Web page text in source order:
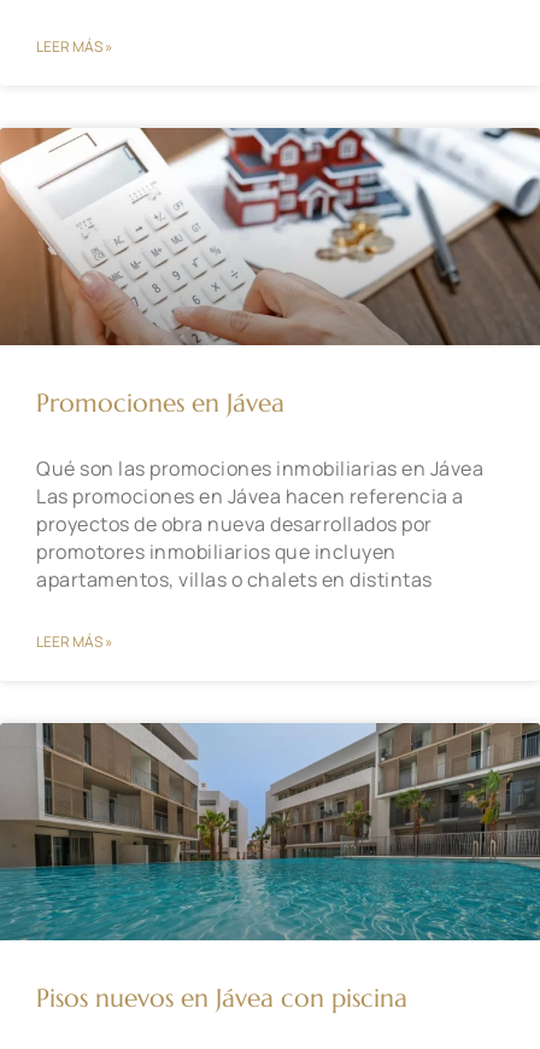
LEER MÁS »
Promociones en Jávea
Qué son las promociones inmobiliarias en Jávea
Las promociones en Jávea hacen referencia a
proyectos de obra nueva desarrollados por
promotores inmobiliarios que incluyen
apartamentos, villas o chalets en distintas
LEER MÁS »
Pisos nuevos en Jávea con piscina